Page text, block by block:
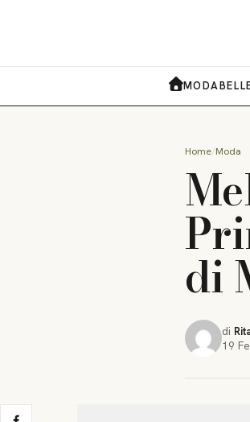
MODA
Home Moda
di
di
19